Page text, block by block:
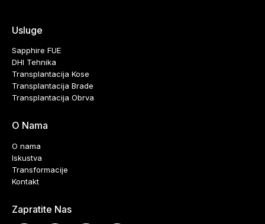
Usluge
Sapphire FUE
DHI Tehnika
Transplantacija Kose
Transplantacija Brade
Transplantacija Obrva
O Nama
O nama
Iskustva
Transformacije
Kontakt
Zapratite Nas